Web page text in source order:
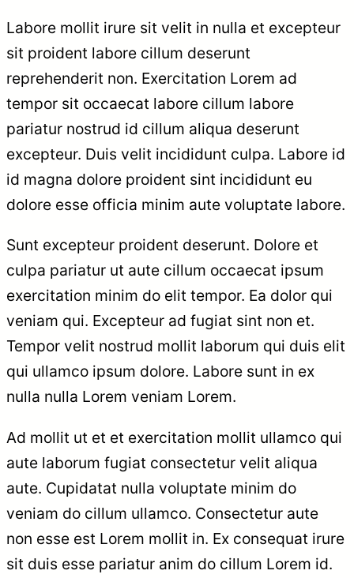
Labore mollit irure sit velit in nulla et excepteur
sit proident labore cillum deserunt
reprehenderit non. Exercitation Lorem ad
tempor sit occaecat labore cillum labore
pariatur nostrud id cillum aliqua deserunt
excepteur. Duis velit incididunt culpa. Labore id
id magna dolore proident sint incididunt eu
dolore esse officia minim aute voluptate labore.
Sunt excepteur proident deserunt. Dolore et
culpa pariatur ut aute cillum occaecat ipsum
exercitation minim do elit tempor. Ea dolor qui
veniam qui. Excepteur ad fugiat sint non et.
Tempor velit nostrud mollit laborum qui duis elit
qui ullamco ipsum dolore. Labore sunt in ex
nulla nulla Lorem veniam Lorem.
Ad mollit ut et et exercitation mollit ullamco qui
aute laborum fugiat consectetur velit aliqua
aute. Cupidatat nulla voluptate minim do
veniam do cillum ullamco. Consectetur aute
non esse est Lorem mollit in. Ex consequat irure
sit duis esse pariatur anim do cillum Lorem id.